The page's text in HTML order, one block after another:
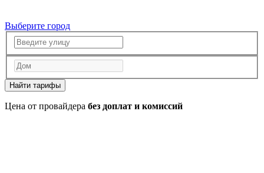
Выберите город
Найти тарифы
Цена от провайдера без доплат и комиссий